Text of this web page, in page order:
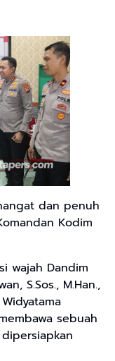
dan penuh
Kodim
wajah Dandim
S.Sos., M.Han.,
sebuah